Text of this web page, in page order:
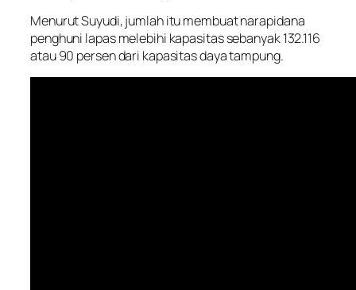
Menurut Suyudi, jumlah itu membuat narapidana
penghuni lapas melebihi kapasitas sebanyak 132.116
atau 90 persen dari kapasitas daya tampung.